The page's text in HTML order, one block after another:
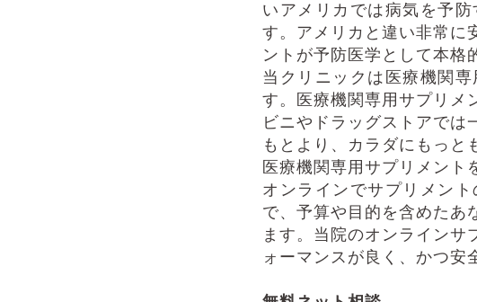
いアメリカでは病気を予
す。アメリカと違い非常に
ントが予防医学として本格
当クリニックは医療機関
す。医療機関専用サプリメ
ビニやドラッグストアでは
もとより、カラダにもっと
医療機関専用サプリメント
オンラインでサプリメン
で、予算や目的を含めたあ
ます。当院のオンラインサ
ォーマンスが良く、かつ安